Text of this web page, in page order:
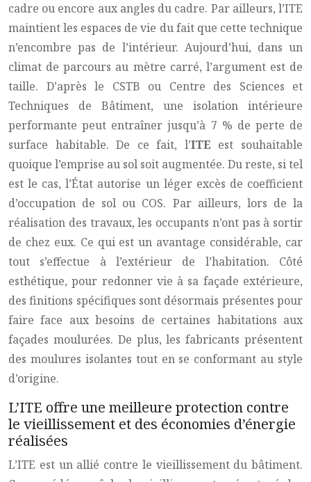
cadre ou encore aux angles du cadre. Par ailleurs, l’ITE
maintient les espaces de vie du fait que cette technique
n’encombre pas de l’intérieur. Aujourd’hui, dans un
climat de parcours au mètre carré, l’argument est de
taille. D’après le CSTB ou Centre des Sciences et
Techniques de Bâtiment, une isolation intérieure
performante peut entraîner jusqu’à 7 % de perte de
surface habitable. De ce fait, l’ITE est souhaitable
quoique l’emprise au sol soit augmentée. Du reste, si tel
est le cas, l’État autorise un léger excès de coefficient
d’occupation de sol ou COS. Par ailleurs, lors de la
réalisation des travaux, les occupants n’ont pas à sortir
de chez eux. Ce qui est un avantage considérable, car
tout s’effectue à l’extérieur de l’habitation. Côté
esthétique, pour redonner vie à sa façade extérieure,
des finitions spécifiques sont désormais présentes pour
faire face aux besoins de certaines habitations aux
façades moulurées. De plus, les fabricants présentent
des moulures isolantes tout en se conformant au style
d’origine.
L’ITE offre une meilleure protection contre
le vieillissement et des économies d’énergie
réalisées
L’ITE est un allié contre le vieillissement du bâtiment.